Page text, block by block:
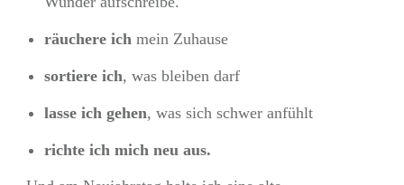
räuchere ich mein Zuhause
sortiere ich, was bleiben darf
lasse ich gehen, was sich schwer anfühlt
richte ich mich neu aus.